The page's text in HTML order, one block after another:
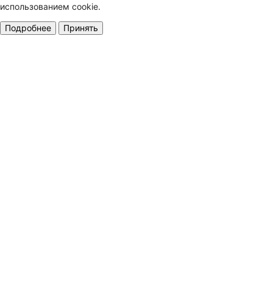
использованием cookie.
Подробнее Принять